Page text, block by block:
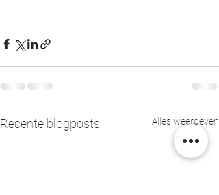
Recente blogposts Alles weergeven